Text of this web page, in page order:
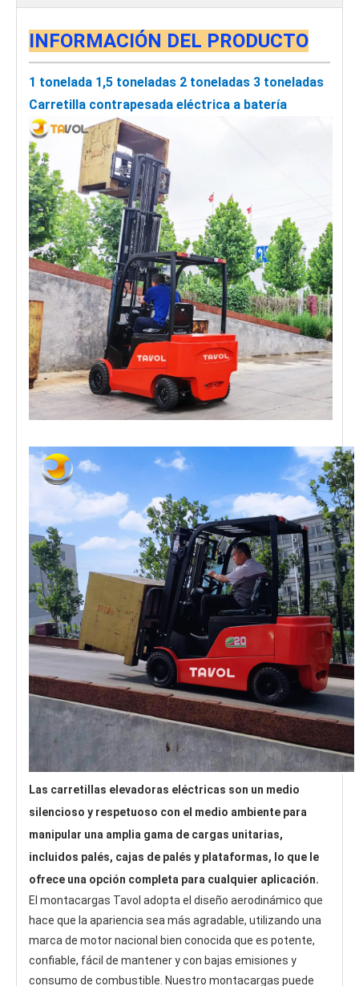
INFORMACIÓN DEL PRODUCTO
1 tonelada 1,5 toneladas 2 toneladas 3 toneladas
Carretilla contrapesada eléctrica a batería
Las carretillas elevadoras eléctricas son un medio
silencioso y respetuoso con el medio ambiente para
manipular una amplia gama de cargas unitarias,
incluidos palés, cajas de palés y plataformas, lo que le
ofrece una opción completa para cualquier aplicación.
El montacargas Tavol adopta el diseño aerodinámico que
hace que la apariencia sea más agradable, utilizando una
marca de motor nacional bien conocida que es potente,
confiable, fácil de mantener y con bajas emisiones y
consumo de combustible. Nuestro montacargas puede